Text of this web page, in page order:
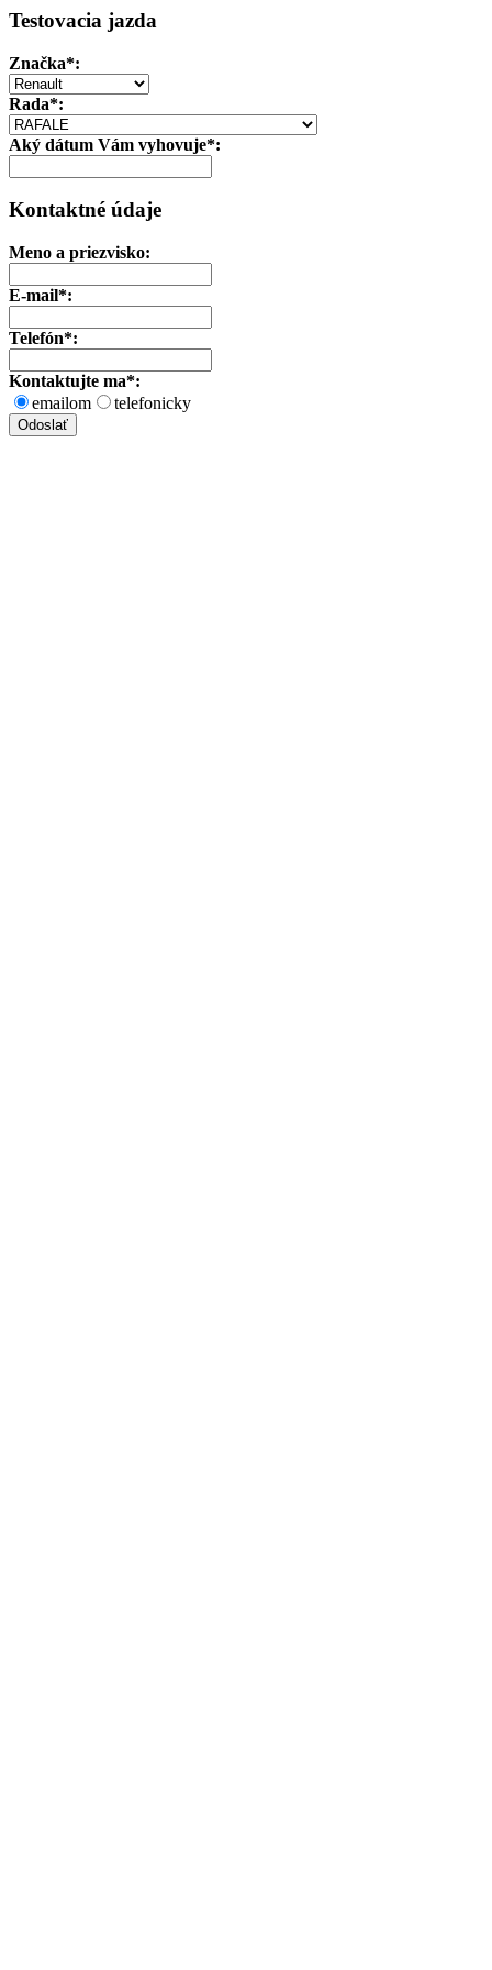
Testovacia jazda
Značka*:
Rada*:
Aký dátum Vám vyhovuje*:
Kontaktné údaje
Meno a priezvisko:
E-mail*:
Telefón*:
Kontaktujte ma*:
emailom
telefonicky